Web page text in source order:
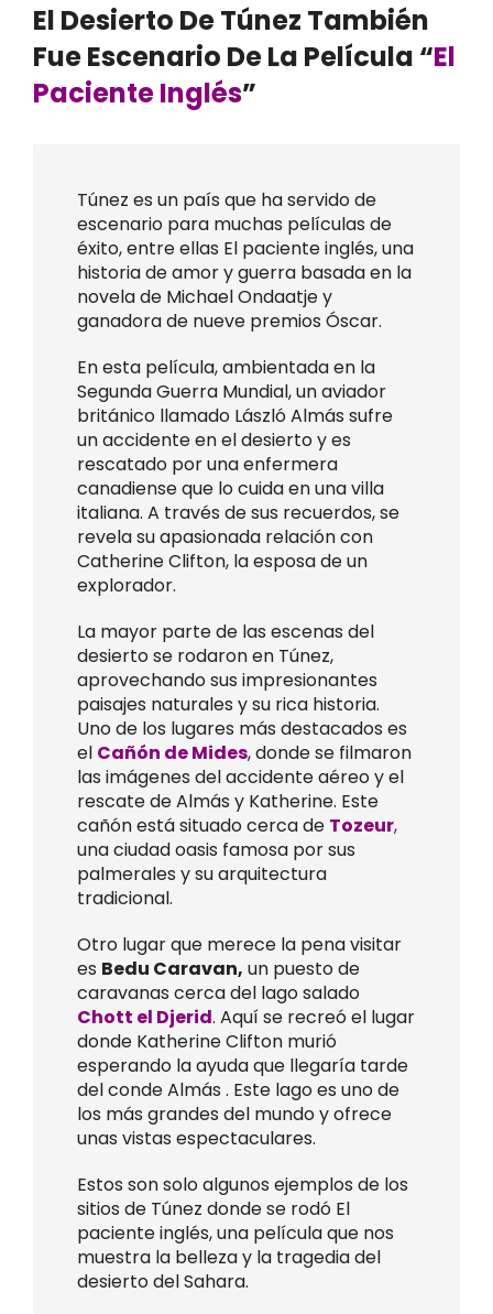
El Desierto De Túnez También
Fue Escenario De La Película “El
Paciente Inglés”
Túnez es un país que ha servido de
escenario para muchas películas de
éxito, entre ellas El paciente inglés, una
historia de amor y guerra basada en la
novela de Michael Ondaatje y
ganadora de nueve premios Óscar.
En esta película, ambientada en la
Segunda Guerra Mundial, un aviador
británico llamado László Almás sufre
un accidente en el desierto y es
rescatado por una enfermera
canadiense que lo cuida en una villa
italiana. A través de sus recuerdos, se
revela su apasionada relación con
Catherine Clifton, la esposa de un
explorador.
La mayor parte de las escenas del
desierto se rodaron en Túnez,
aprovechando sus impresionantes
paisajes naturales y su rica historia.
Uno de los lugares más destacados es
el Cañón de Mides, donde se filmaron
las imágenes del accidente aéreo y el
rescate de Almás y Katherine. Este
cañón está situado cerca de Tozeur,
una ciudad oasis famosa por sus
palmerales y su arquitectura
tradicional.
Otro lugar que merece la pena visitar
es Bedu Caravan, un puesto de
caravanas cerca del lago salado
Chott el Djerid. Aquí se recreó el lugar
donde Katherine Clifton murió
esperando la ayuda que llegaría tarde
del conde Almás . Este lago es uno de
los más grandes del mundo y ofrece
unas vistas espectaculares.
Estos son solo algunos ejemplos de los
sitios de Túnez donde se rodó El
paciente inglés, una película que nos
muestra la belleza y la tragedia del
desierto del Sahara.